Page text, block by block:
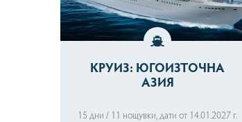
КРУИЗ: ЮГОИЗТОЧНА
АЗИЯ
15 дни / 11 нощувки,дати от 14.01.2027 г.